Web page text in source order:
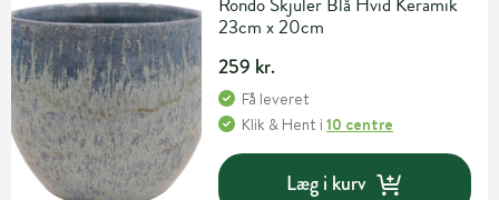
23cm x 20cm
259 kr.
Få leveret
Klik & Hent i10 centre
Læg i kurv